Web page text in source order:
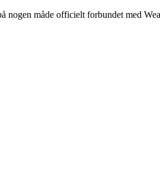
måde officielt forbundet med